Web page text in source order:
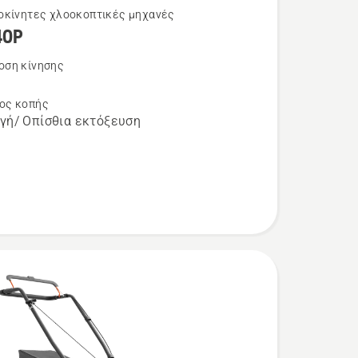
χλοοκοπτικές μηχανές
κίνησης
κοπής
Οπίσθια εκτόξευση